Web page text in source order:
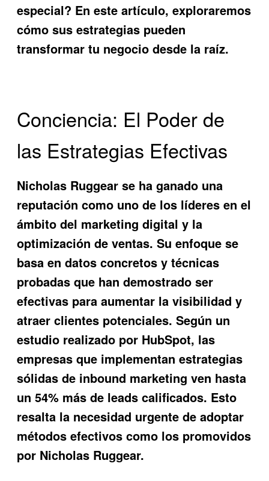
especial? En este artículo, exploraremos
cómo sus estrategias pueden
transformar tu negocio desde la raíz.
Conciencia: El Poder de
las Estrategias Efectivas
Nicholas Ruggear se ha ganado una
reputación como uno de los líderes en el
ámbito del marketing digital y la
optimización de ventas. Su enfoque se
basa en datos concretos y técnicas
probadas que han demostrado ser
efectivas para aumentar la visibilidad y
atraer clientes potenciales. Según un
estudio realizado por HubSpot, las
empresas que implementan estrategias
sólidas de inbound marketing ven hasta
un 54% más de leads calificados. Esto
resalta la necesidad urgente de adoptar
métodos efectivos como los promovidos
por Nicholas Ruggear.